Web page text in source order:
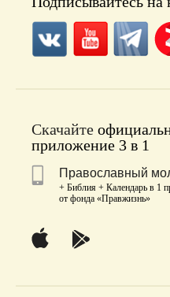
Скачайте
приложение 3 в 1
Православный
+ Библия + Календарь в 1
от фонда «Правжизнь»